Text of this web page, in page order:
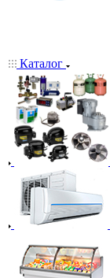
Каталог